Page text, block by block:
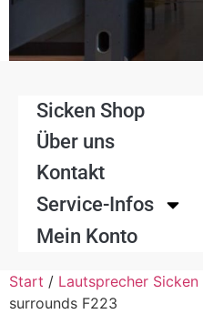
Sicken Shop
Über uns
Kontakt
Service-Infos
Mein Konto
Start / Lautsprecher Sicken
surrounds F223